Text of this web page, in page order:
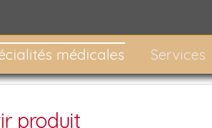
médicales Services
produit